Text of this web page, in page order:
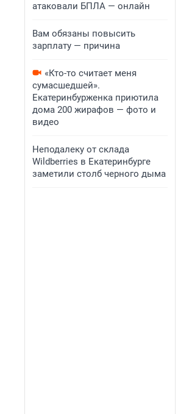
атаковали БПЛА — онлайн
Вам обязаны повысить
зарплату — причина
«Кто-то считает меня
сумасшедшей».
Екатеринбурженка приютила
дома 200 жирафов — фото и
видео
Неподалеку от склада
Wildberries в Екатеринбурге
заметили столб черного дыма